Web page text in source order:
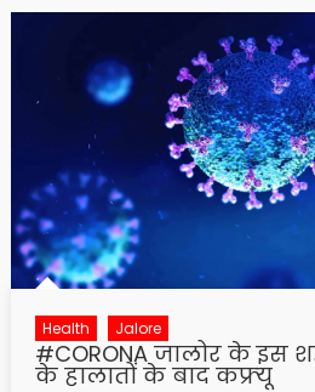
Health Jalore
#CORONA जालोर के इस
के हालातों के बाद कफ्र्यू